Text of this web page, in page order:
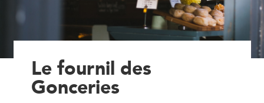
Le fournil des
Gonceries